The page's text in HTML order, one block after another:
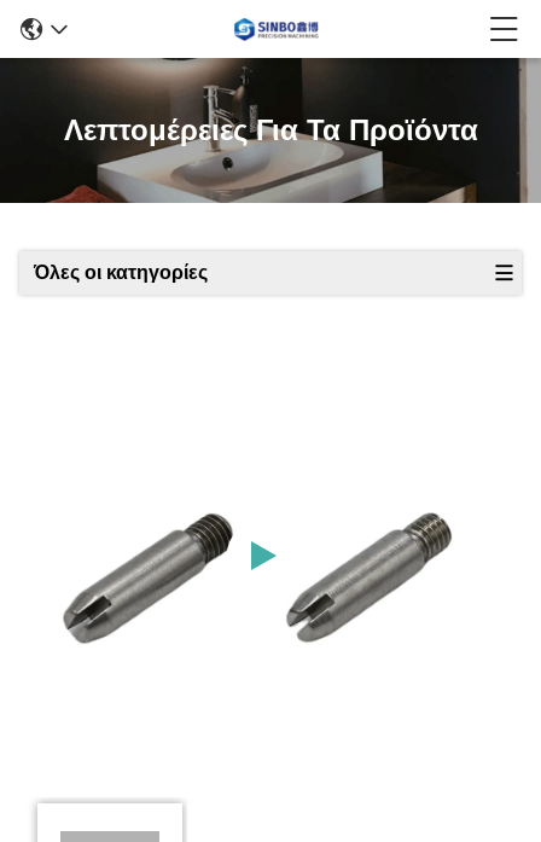
Λεπτομέρειες Για Τα Προϊόντα
Όλες οι κατηγορίες